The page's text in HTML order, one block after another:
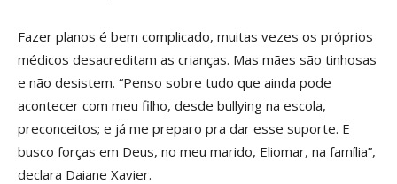
Fazer planos é bem complicado, muitas vezes os próprios
médicos desacreditam as crianças. Mas mães são tinhosas
e não desistem. “Penso sobre tudo que ainda pode
acontecer com meu filho, desde bullying na escola,
preconceitos; e já me preparo pra dar esse suporte. E
busco forças em Deus, no meu marido, Eliomar, na família”,
declara Daiane Xavier.